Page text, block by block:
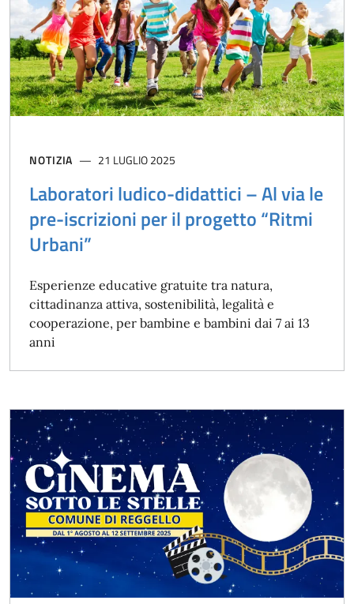
NOTIZIA 21 LUGLIO 2025
Laboratori ludico-didattici – Al via le
pre-iscrizioni per il progetto “Ritmi
Urbani”
Esperienze educative gratuite tra natura,
cittadinanza attiva, sostenibilità, legalità e
cooperazione, per bambine e bambini dai 7 ai 13
anni